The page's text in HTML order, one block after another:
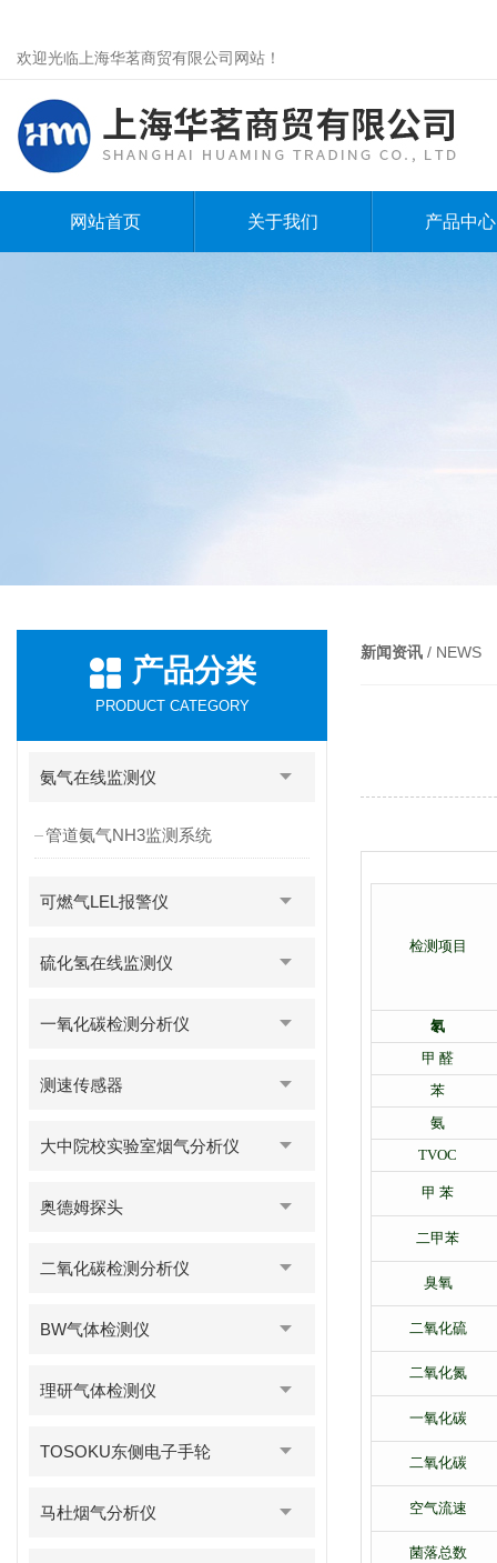
欢迎光临上海华茗商贸有限公司网站！
网站首页 关于我们 产品中心
产品分类
PRODUCT CATEGORY
氨气在线监测仪
管道氨气NH3监测系统
可燃气LEL报警仪
硫化氢在线监测仪
一氧化碳检测分析仪
测速传感器
大中院校实验室烟气分析仪
奥德姆探头
二氧化碳检测分析仪
BW气体检测仪
理研气体检测仪
TOSOKU东侧电子手轮
马杜烟气分析仪
新闻资讯 / NEWS
检测项目
氡
甲 醛
苯
氨
TVOC
甲 苯
二甲苯
臭氧
二氧化硫
二氧化氮
一氧化碳
二氧化碳
空气流速
菌落总数